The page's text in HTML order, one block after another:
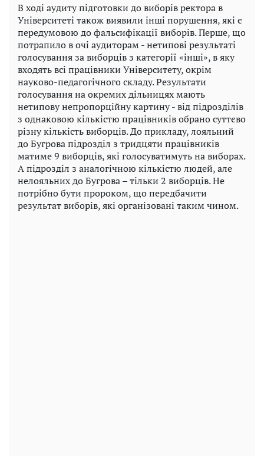
В ході аудиту підготовки до виборів ректора в
Університеті також виявили інші порушення, які є
передумовою до фальсифікації виборів. Перше, що
потрапило в очі аудиторам - нетипові результаті
голосування за виборців з категорії «інші», в яку
входять всі працівники Університету, окрім
науково-педагогічного складу. Результати
голосування на окремих дільницях мають
нетипову непропорційну картину - від підрозділів
з однаковою кількістю працівників обрано суттєво
різну кількість виборців. До прикладу, лояльний
до Бугрова підрозділ з тридцяти працівників
матиме 9 виборців, які голосуватимуть на виборах.
А підрозділ з аналогічною кількістю людей, але
нелояльних до Бугрова – тільки 2 виборців. Не
потрібно бути пророком, що передбачити
результат виборів, які організовані таким чином.